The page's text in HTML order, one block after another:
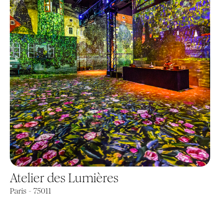
Atelier des Lumières
Paris - 75011